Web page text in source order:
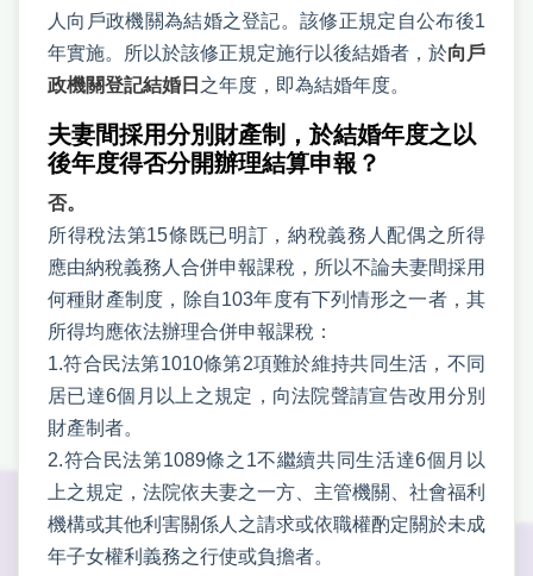
人向戶政機關為結婚之登記。該修正規定自公布後1
年實施。所以於該修正規定施行以後結婚者，於向戶
政機關登記結婚日 之年度，即為結婚年度。
夫妻間採用分別財產制，於結婚年度之以
後年度得否分開辦理結算申報？
否。
所得稅法第15條既已明訂，納稅義務人配偶之所得
應由納稅義務人合併申報課稅，所以不論夫妻間採用
何種財產制度，除自103年度有下列情形之一者，其
所得均應依法辦理合併申報課稅：
1.符合民法第1010條第2項難於維持共同生活，不同
居已達6個月以上之規定，向法院聲請宣告改用分別
財產制者。
2.符合民法第1089條之1不繼續共同生活達6個月以
上之規定，法院依夫妻之一方、主管機關、社會福利
機構或其他利害關係人之請求或依職權酌定關於未成
年子女權利義務之行使或負擔者。